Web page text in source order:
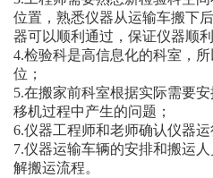
位置，熟悉仪器从运输车搬下
器可以顺利通过，保证仪器顺利
4.检验科是高信息化的科室，
位；
5.在搬家前科室根据实际需要
移机过程中产生的问题；
6.仪器工程师和老师确认仪器运
7.仪器运输车辆的安排和搬运
解搬运流程。